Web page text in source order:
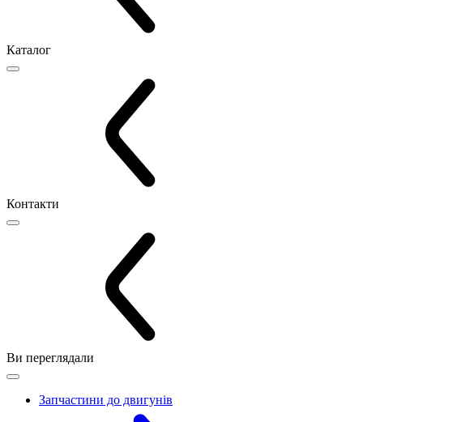
Каталог
Контакти
Ви переглядали
Запчастини до двигунів